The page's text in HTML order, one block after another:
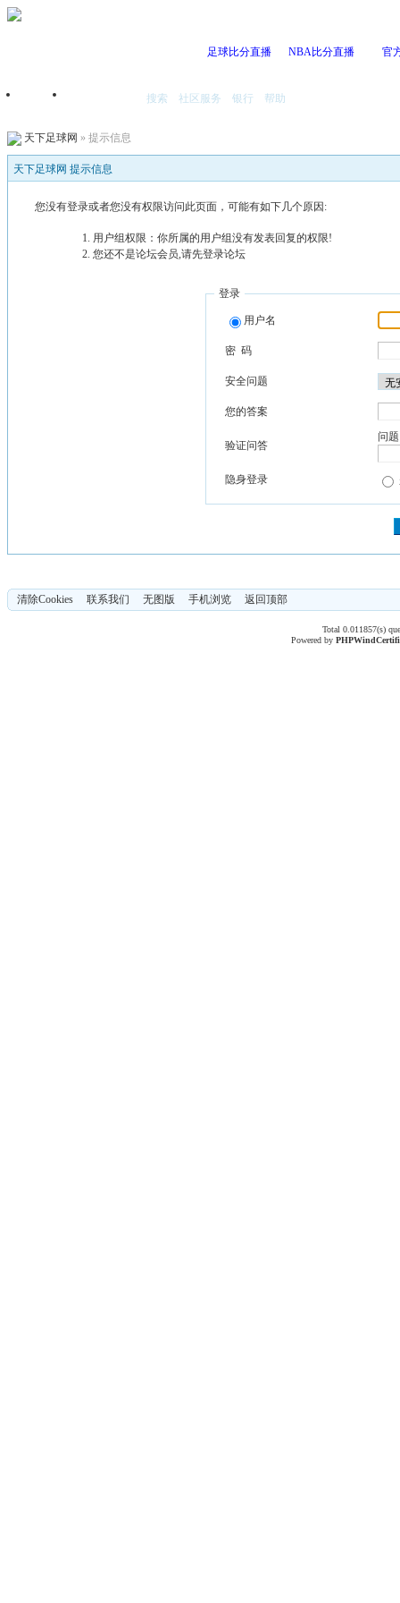
足球比分直播 NBA比分直播 官
首页 搜索 社区服务 银行 帮助
天下足球网 » 提示信息
天下足球网 提示信息
您没有登录或者您没有权限访问此页面，可能有如下几个原因:
用户组权限：你所属的用户组没有发表回复的权限!
您还不是论坛会员,请先登录论坛
登录
用户名
密 码
安全问题
您的答案
验证问答
问
隐身登录
清除Cookies 联系我们 无图版 手机浏览 返回顶部
Total 0.011857(s)
Powered byPHPWind